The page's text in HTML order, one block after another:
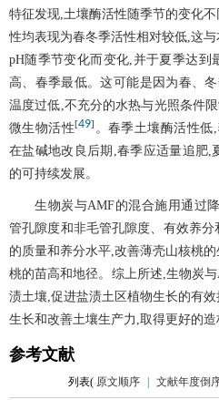
特征发现,土壤酶活性随季节的变化
性均表现为春冬季活性相对较低,这
pH随季节变化而变化,并于夏季达到
高、春季最低。这可能是因为春、
温度过低,不充分的水热与光照条件
微生物活性[49] 。春季土壤酶活性低
在盐碱地改良后期,春季应适量追肥,
的可持续发展。
生物炭与AMF的混合施用通过
管孔隙度和非毛管孔隙度、有效养
的质量和养分水平,改善薄壳山核桃
桃的苗高和地径。综上所述,生物炭
渍土壤,促进盐渍土区植物生长的有
生长和改善土壤生产力,取得更好的造
参考文献
列表( 原文顺序 文献年度倒